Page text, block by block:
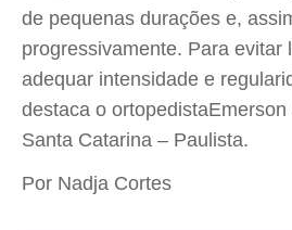
de pequenas durações e,
progressivamente. Para evitar
adequar intensidade e
destaca o ortopedistaEmerson
Santa Catarina – Paulista.
Por Nadja Cortes